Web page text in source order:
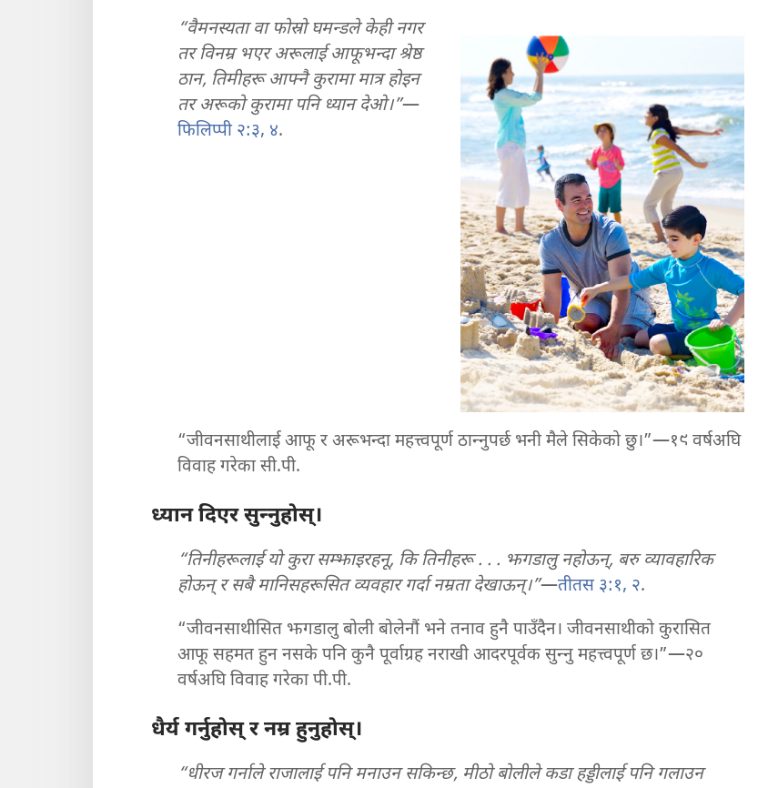
“वैमनस्यता वा फोस्रो घमन्डले केही नगर
तर विनम्र भएर अरूलाई आफूभन्दा श्रेष्ठ
ठान, तिमीहरू आफ्नै कुरामा मात्र होइन
तर अरूको कुरामा पनि ध्यान देओ।”—
फिलिप्पी २:३, ४.
“जीवनसाथीलाई आफू र अरूभन्दा महत्त्वपूर्ण ठान्‍नुपर्छ भनी मैले सिकेको छु।”—१९ वर्षअघि
विवाह गरेका सी.पी.
ध्यान दिएर सुन्‍नुहोस्‌।
“तिनीहरूलाई यो कुरा सम्झाइरहनू, कि तिनीहरू . . . झगडालु नहोऊन्‌, बरु व्यावहारिक
होऊन्‌ र सबै मानिसहरूसित व्यवहार गर्दा नम्रता देखाऊन्‌।”—तीतस ३:१, २.
“जीवनसाथीसित झगडालु बोली बोलेनौं भने तनाव हुनै पाउँदैन। जीवनसाथीको कुरासित
आफू सहमत हुन नसके पनि कुनै पूर्वाग्रह नराखी आदरपूर्वक सुन्‍नु महत्त्वपूर्ण छ।”—२०
वर्षअघि विवाह गरेका पी.पी.
धैर्य गर्नुहोस्‌ र नम्र हुनुहोस्‌।
“धीरज गर्नाले राजालाई पनि मनाउन सकिन्छ, मीठो बोलीले कडा हड्डीलाई पनि गलाउन